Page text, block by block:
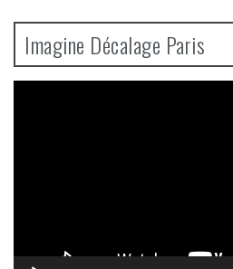
Imagine Décalage Paris